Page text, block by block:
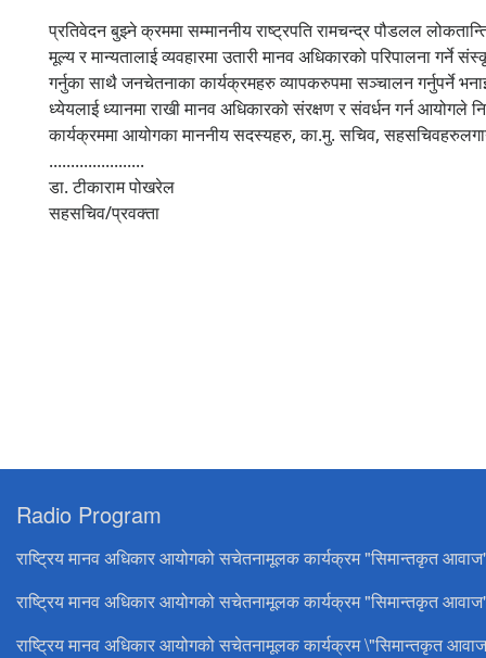
प्रतिवेदन बुझ्ने क्रममा सम्माननीय राष्ट्रपति रामचन्द्र पौडलल
मूल्य र मान्यतालाई व्यवहारमा उतारी मानव अधिकारको परिपालना गर्ने
गर्नुका साथै जनचेतनाका कार्यक्रमहरु व्यापकरुपमा सञ्चालन गर्नुपर्ने
ध्येयलाई ध्यानमा राखी मानव अधिकारको संरक्षण र संवर्धन गर्न आयोगले
कार्यक्रममा आयोगका माननीय सदस्यहरु, का.मु. सचिव,
......................
डा. टीकाराम पोखरेल
सहसचिव/प्रवक्ता
Radio Program
राष्ट्रिय मानव अधिकार आयोगको सचेतनामूलक कार्यक्रम "सिमान्तकृत
राष्ट्रिय मानव अधिकार आयोगको सचेतनामूलक कार्यक्रम "सिमान्तकृत
राष्ट्रिय मानव अधिकार आयोगको सचेतनामूलक कार्यक्रम \"सिमान्तकृत